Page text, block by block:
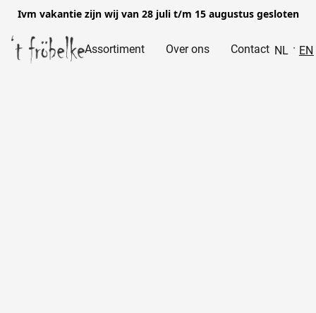
Ivm vakantie zijn wij van 28 juli t/m 15 augustus gesloten
Assortiment Over ons Contact NL EN